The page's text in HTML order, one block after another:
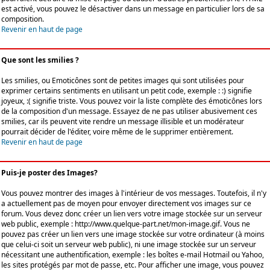
est activé, vous pouvez le désactiver dans un message en particulier lors de sa
composition.
Revenir en haut de page
Que sont les smilies ?
Les smilies, ou Emoticônes sont de petites images qui sont utilisées pour
exprimer certains sentiments en utilisant un petit code, exemple : :) signifie
joyeux, :( signifie triste. Vous pouvez voir la liste complète des émoticônes lors
de la composition d'un message. Essayez de ne pas utiliser abusivement ces
smilies, car ils peuvent vite rendre un message illisible et un modérateur
pourrait décider de l'éditer, voire même de le supprimer entièrement.
Revenir en haut de page
Puis-je poster des Images?
Vous pouvez montrer des images à l'intérieur de vos messages. Toutefois, il n'y
a actuellement pas de moyen pour envoyer directement vos images sur ce
forum. Vous devez donc créer un lien vers votre image stockée sur un serveur
web public, exemple : http://www.quelque-part.net/mon-image.gif. Vous ne
pouvez pas créer un lien vers une image stockée sur votre ordinateur (à moins
que celui-ci soit un serveur web public), ni une image stockée sur un serveur
nécessitant une authentification, exemple : les boîtes e-mail Hotmail ou Yahoo,
les sites protégés par mot de passe, etc. Pour afficher une image, vous pouvez